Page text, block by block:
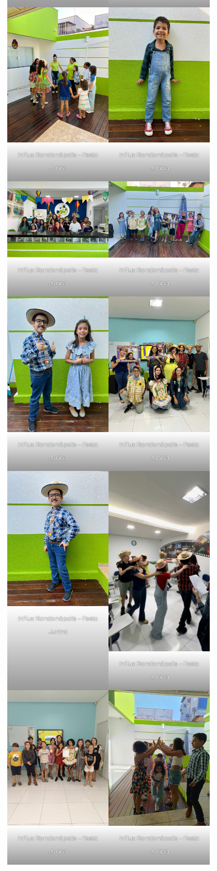
inFlux Rondonópolis – Festa
Junina
inFlux Rondonópolis – Festa
Junina
inFlux Rondonópolis – Festa
Junina
inFlux Rondonópolis – Festa
Junina
inFlux Rondonópolis – Festa
Junina
inFlux Rondonópolis – Festa
Junina
inFlux Rondonópolis – Festa
Junina
inFlux Rondonópolis – Festa
Junina
inFlux Rondonópolis – Festa
Junina
inFlux Rondonópolis – Festa
Junina
com a:
Você é aluno inFlux?
Sim Não
VOLTAR